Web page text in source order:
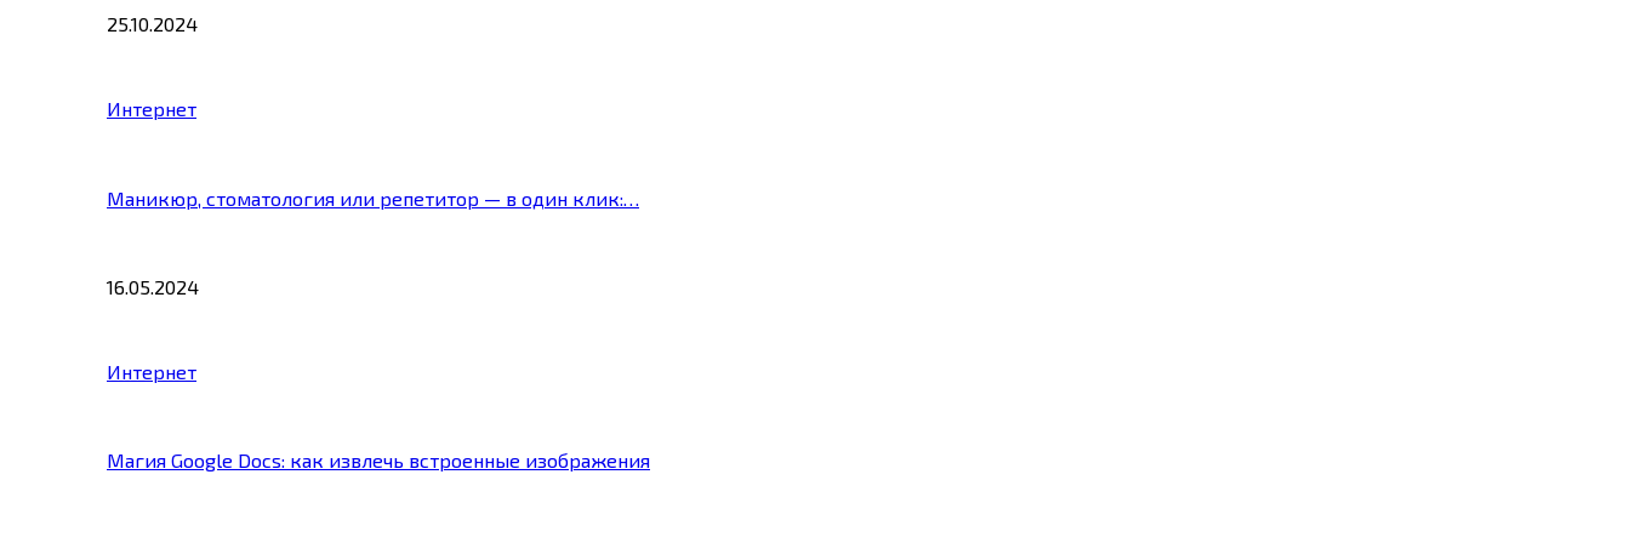
25.10.2024
Интернет
Маникюр, стоматология или репетитор — в один клик:…
16.05.2024
Интернет
Магия Google Docs: как извлечь встроенные изображения